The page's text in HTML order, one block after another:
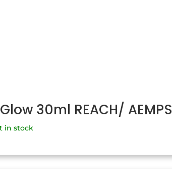
30ml REACH/ AEMPS
in stock